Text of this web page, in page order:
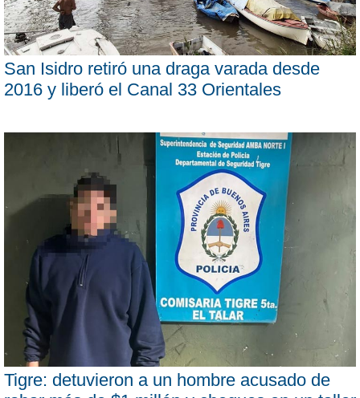
San Isidro retiró una draga varada desde
2016 y liberó el Canal 33 Orientales
Tigre: detuvieron a un hombre acusado de